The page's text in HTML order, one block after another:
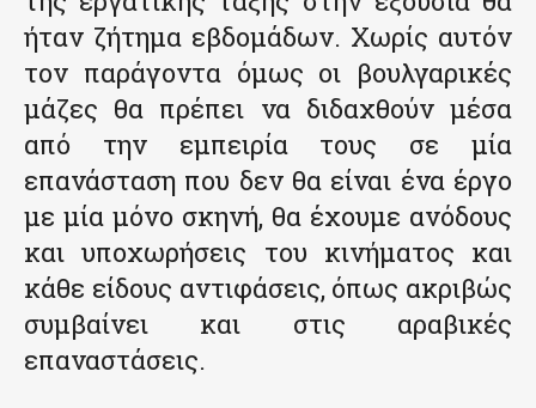
ήταν ζήτημα εβδομάδων. Χωρίς αυτόν
τον παράγοντα όμως οι βουλγαρικές
μάζες θα πρέπει να διδαχθούν μέσα
από την εμπειρία τους σε μία
επανάσταση που δεν θα είναι ένα έργο
με μία μόνο σκηνή, θα έχουμε ανόδους
και υποχωρήσεις του κινήματος και
κάθε είδους αντιφάσεις, όπως ακριβώς
συμβαίνει και στις αραβικές
επαναστάσεις.